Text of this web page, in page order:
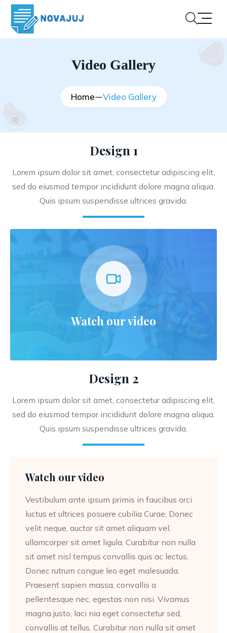
Video Gallery
Home Video Gallery
Design 1
Lorem ipsum dolor sit amet, consectetur adipiscing elit,
sed do eiusmod tempor incididunt dolore magna aliqua.
Quis ipsum suspendisse ultrices gravida.
Watch our video
Design 2
Lorem ipsum dolor sit amet, consectetur adipiscing elit,
sed do eiusmod tempor incididunt dolore magna aliqua.
Quis ipsum suspendisse ultrices gravida.
Watch our video
Vestibulum ante ipsum primis in faucibus orci
luctus et ultrices posuere cubilia Curae; Donec
velit neque, auctor sit amet aliquam vel,
ullamcorper sit amet ligula. Curabitur non nulla
sit amet nisl tempus convallis quis ac lectus.
Donec rutrum congue leo eget malesuada.
Praesent sapien massa, convallis a
pellentesque nec, egestas non nisi. Vivamus
magna justo, laci nia eget consectetur sed,
convallis at tellus. Curabitur non nulla sit amet